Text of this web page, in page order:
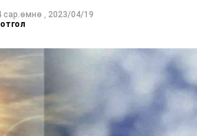
сар.өмнө , 2023/04/19